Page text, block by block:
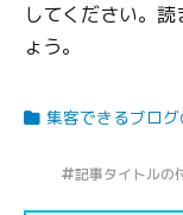
してください。
ょう。
集客できるブロ
記事タイトルの